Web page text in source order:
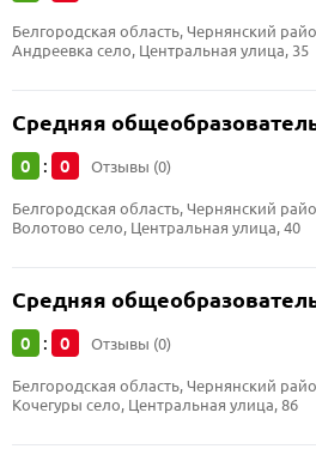
Белгородская область, Чернянский
Андреевка село, Центральная улица, 35
Средняя
0 : 0 Отзывы (0)
Белгородская область, Чернянский
Волотово село, Центральная улица, 40
Средняя
0 : 0 Отзывы (0)
Белгородская область, Чернянский
Кочегуры село, Центральная улица, 86